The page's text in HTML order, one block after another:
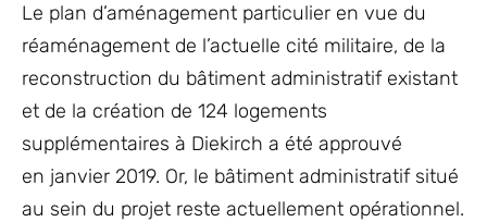
Le plan d’aménagement particulier en vue du
réaménagement de l’actuelle cité militaire, de la
reconstruction du bâtiment administratif existant
et de la création de 124 logements
supplémentaires à Diekirch a été approuvé
en janvier 2019. Or, le bâtiment administratif situé
au sein du projet reste actuellement opérationnel.